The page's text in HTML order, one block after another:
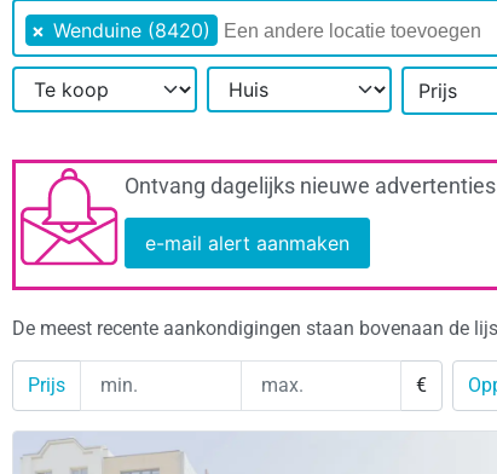
× Wenduine (8420)
Prijs
Ontvang dagelijks nieuwe
e-mail alert aanmaken
De meest recente aankondigingen staan bovenaan de
Prijs €